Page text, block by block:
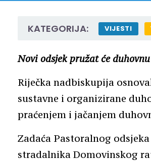
KATEGORIJA: VIJESTI
Novi odsjek pružat će
Riječka nadbiskupija
sustavne i organizirane
praćenjem i jačanjem
Zadaća Pastoralnog
stradalnika Domovinskog